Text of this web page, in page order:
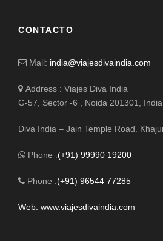
CONTACTO
Mail: india@viajesdivaindia.com
Address : Viajes Diva India
G-57, Sector -6 , Noida 201301, India
Diva India – Jain Temple Road.
Phone :(+91) 99990 19200
Phone :(+91) 96544 77285
Web: www.viajesdivaindia.com